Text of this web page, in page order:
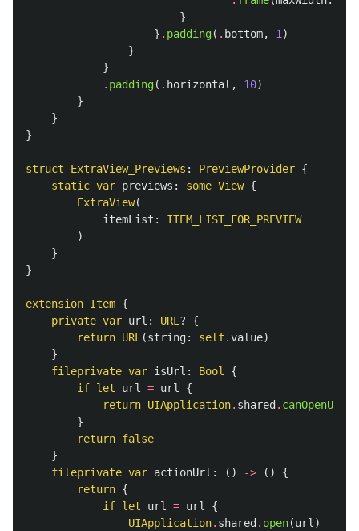
}
} . padding( . bottom, 1 )
}
}
. padding( . horizontal , 10)
}
}
}
struct ExtraView_Previews : PreviewProvider {
static var previews : some View {
ExtraView(
itemList :
ITEM_LIST_FOR_PREVIEW
)
}
}
extension Item {
private var url : URL ?
{
return URL (string: self.value)
}
fileprivate var isUrl : Bool
{
if let url = url
{
return UIApplication. shared . canOpenURL
}
return false
}
fileprivate var actionUrl : () -> ()
{
return {
if let url = url
{
UIApplication. shared . open(url )